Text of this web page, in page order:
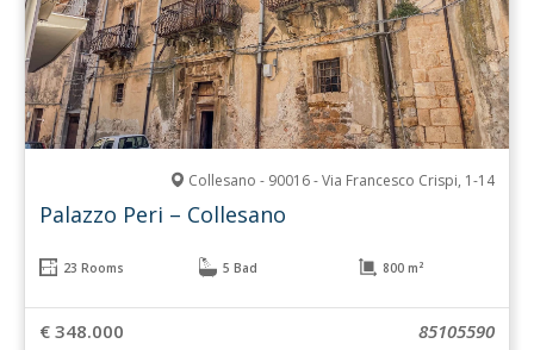
Collesano - 90016 - Via Francesco Crispi, 1-14
Palazzo Peri – Collesano
23 Rooms 5 Bad 800 m²
€ 348.000 85105590